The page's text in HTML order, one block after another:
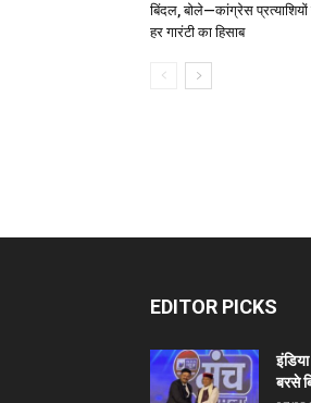
बिंदल, बोले—कांग्रेस प्रत्याशियों
हर गारंटी का हिसाब
EDITOR PICKS
बरसे